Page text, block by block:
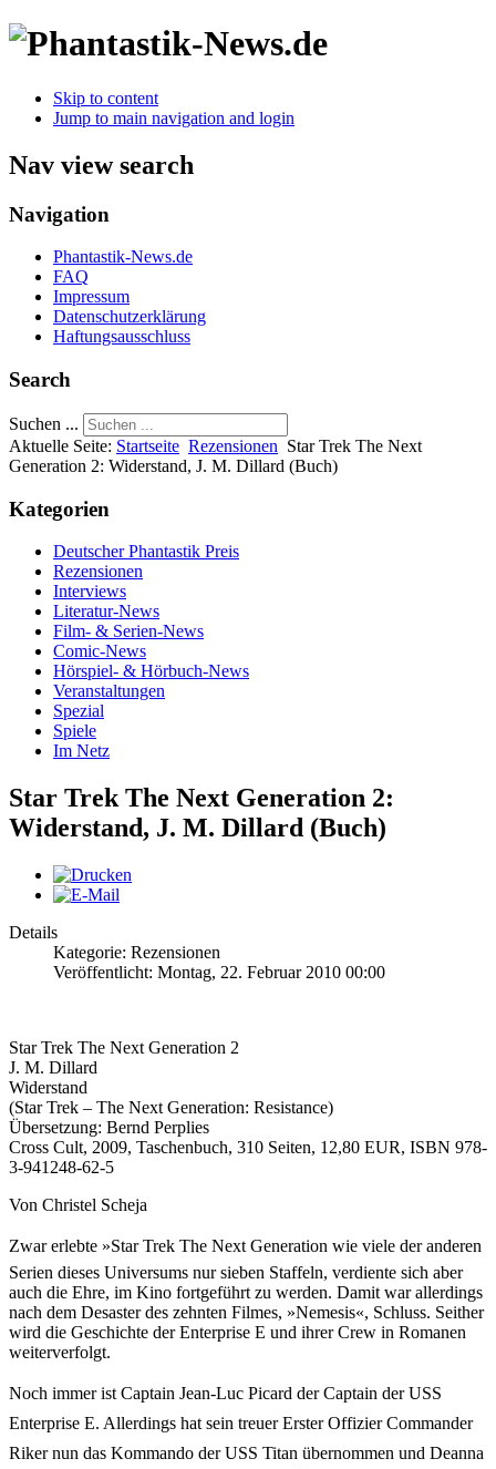
Skip to content
Jump to main navigation and login
Nav view search
Navigation
Phantastik-News.de
FAQ
Impressum
Datenschutzerklärung
Haftungsausschluss
Search
Suchen ...
Aktuelle Seite: Startseite Rezensionen Star Trek The Next
Generation 2: Widerstand, J. M. Dillard (Buch)
Kategorien
Deutscher Phantastik Preis
Rezensionen
Interviews
Literatur-News
Film- & Serien-News
Comic-News
Hörspiel- & Hörbuch-News
Veranstaltungen
Spezial
Spiele
Im Netz
Star Trek The Next Generation 2:
Widerstand, J. M. Dillard (Buch)
Details
Kategorie: Rezensionen
Veröffentlicht: Montag, 22. Februar 2010 00:00
Star Trek The Next Generation 2
J. M. Dillard
Widerstand
(Star Trek – The Next Generation: Resistance)
Übersetzung: Bernd Perplies
Cross Cult, 2009, Taschenbuch, 310 Seiten, 12,80 EUR, ISBN 978-
3-941248-62-5
Von Christel Scheja
Zwar erlebte »Star Trek The Next Generation wie viele der anderen
Serien dieses Universums nur sieben Staffeln, verdiente sich aber
auch die Ehre, im Kino fortgeführt zu werden. Damit war allerdings
nach dem Desaster des zehnten Filmes, »Nemesis«, Schluss. Seither
wird die Geschichte der Enterprise E und ihrer Crew in Romanen
weiterverfolgt.
Noch immer ist Captain Jean-Luc Picard der Captain der USS
Enterprise E. Allerdings hat sein treuer Erster Offizier Commander
Riker nun das Kommando der USS Titan übernommen und Deanna